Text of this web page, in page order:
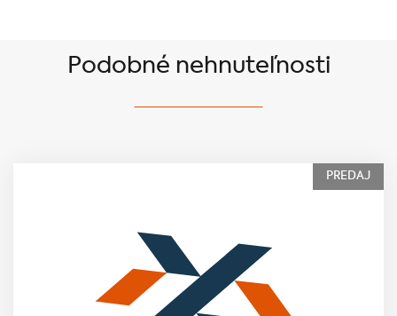
Podobné nehnuteľnosti
PREDAJ